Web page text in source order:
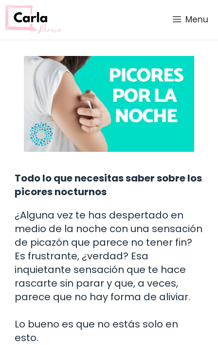
Saltar
al
contenido
Menu
Todo lo que necesitas saber sobre los
picores nocturnos
¿Alguna vez te has despertado en
medio de la noche con una sensación
de picazón que parece no tener fin?
Es frustrante, ¿verdad? Esa
inquietante sensación que te hace
rascarte sin parar y que, a veces,
parece que no hay forma de aliviar.
Lo bueno es que no estás solo en
esto.